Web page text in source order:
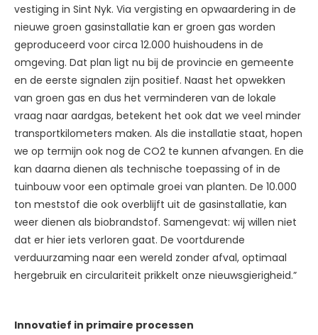
vestiging in Sint Nyk. Via vergisting en opwaardering in de
nieuwe groen gasinstallatie kan er groen gas worden
geproduceerd voor circa 12.000 huishoudens in de
omgeving. Dat plan ligt nu bij de provincie en gemeente
en de eerste signalen zijn positief. Naast het opwekken
van groen gas en dus het verminderen van de lokale
vraag naar aardgas, betekent het ook dat we veel minder
transportkilometers maken. Als die installatie staat, hopen
we op termijn ook nog de CO2 te kunnen afvangen. En die
kan daarna dienen als technische toepassing of in de
tuinbouw voor een optimale groei van planten. De 10.000
ton meststof die ook overblijft uit de gasinstallatie, kan
weer dienen als biobrandstof. Samengevat: wij willen niet
dat er hier iets verloren gaat. De voortdurende
verduurzaming naar een wereld zonder afval, optimaal
hergebruik en circulariteit prikkelt onze nieuwsgierigheid.”
Innovatief in primaire processen